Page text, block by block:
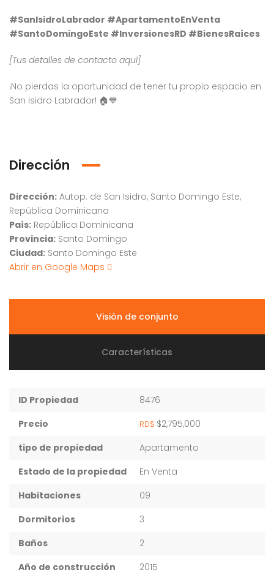
#SanIsidroLabrador #ApartamentoEnVenta
#SantoDomingoEste #InversionesRD #BienesRaíces
[Tus detalles de contacto aquí]
¡No pierdas la oportunidad de tener tu propio espacio en
San Isidro Labrador! 🏠💙
Dirección
Dirección: Autop. de San Isidro, Santo Domingo Este,
República Dominicana
País: República Dominicana
Provincia: Santo Domingo
Ciudad: Santo Domingo Este
Abrir en Google Maps
Visión de conjunto
Características
ID Propiedad
8476
Precio
RD$ $2,795,000
tipo de propiedad
Apartamento
Estado de la propiedad
En Venta
Habitaciones
09
Dormitorios
3
Baños
2
Año de construcción
2015